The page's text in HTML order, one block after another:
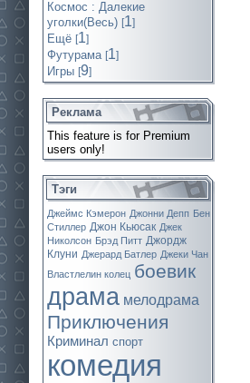
Космос : Далекие
уголки(Весь) [1]
Ещё [1]
Футурама [1]
Игры [9]
Реклама
This feature is for Premium
users only!
Тэги
Джеймс Кэмерон Джонни Депп Бен
Стиллер Джон Кьюсак Джек
Николсон Брэд Питт Джордж
Клуни Джерард Батлер Джеки Чан
Властлелин колец боевик
драма мелодрама
Приключения
Криминал спорт
комедия